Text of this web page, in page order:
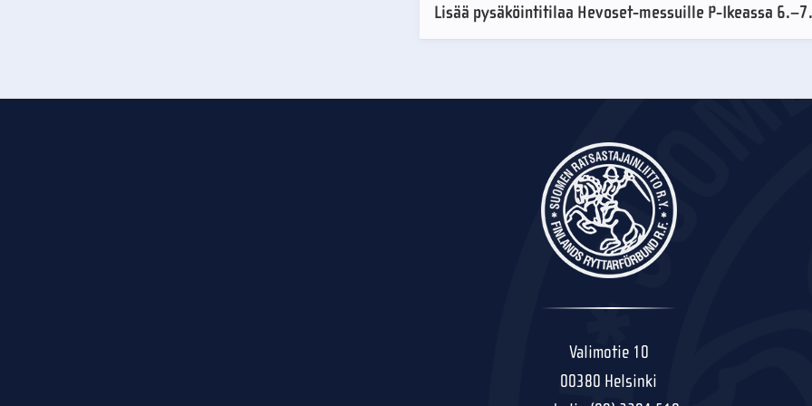
Lisää pysäköintitilaa Hevoset-messuille P-Ikeassa
Valimotie 10
00380 Helsinki